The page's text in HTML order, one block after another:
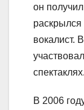
он
раскрылся
вокалист.
спектаклях.
В 2006